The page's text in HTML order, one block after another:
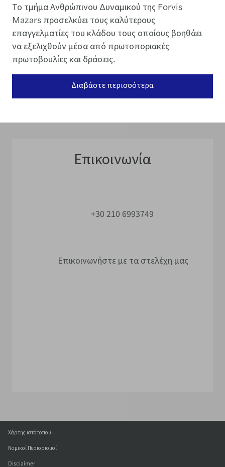
Το τμήμα Ανθρώπινου Δυναμικού της Forvis
Mazars προσελκύει τους καλύτερους
επαγγελματίες του κλάδου τους οποίους βοηθάει
να εξελιχθούν μέσα από πρωτοποριακές
πρωτοβουλίες και δράσεις.
Διαβάστε περισσότερα
Επικοινωνία
+30 210 6993749
Επικοινωνήστε με τα στελέχη μας
Χάρτης ιστότοπου
Νομικοί Περιορισμοί
Disclaimer